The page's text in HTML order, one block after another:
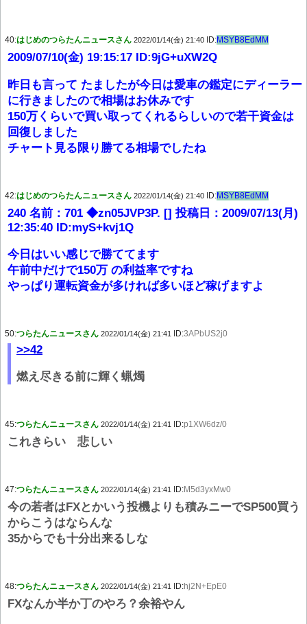
40:はじめのつらたんニュースさん 2022/01/14(金) 21:40 ID:MSYB8EdMM
2009/07/10(金) 19:15:17 ID:9jG+uXW2Q
昨日も言って たましたが今日は愛車の鑑定にディーラー
に行きましたので相場はお休みです
150万くらいで買い取ってくれるらしいので若干資金は
回復しました
チャート見る限り勝てる相場でしたね
42:はじめのつらたんニュースさん 2022/01/14(金) 21:40 ID:MSYB8EdMM
240 名前：701 ◆zn05JVP3P. [] 投稿日：2009/07/13(月)
12:35:40 ID:myS+kvj1Q
今日はいい感じで勝ててます
午前中だけで150万 の利益率ですね
やっぱり運転資金が多ければ多いほど稼げますよ
50:つらたんニュースさん 2022/01/14(金) 21:41 ID:3APbUS2j0
>>42
燃え尽きる前に輝く蝋燭
45:つらたんニュースさん 2022/01/14(金) 21:41 ID:p1XW6dz/0
これきらい 悲しい
47:つらたんニュースさん 2022/01/14(金) 21:41 ID:M5d3yxMw0
今の若者はFXとかいう投機よりも積みニーでSP500買う
からこうはならんな
35からでも十分出来るしな
48:つらたんニュースさん 2022/01/14(金) 21:41 ID:hj2N+EpE0
FXなんか半か丁のやろ？余裕やん